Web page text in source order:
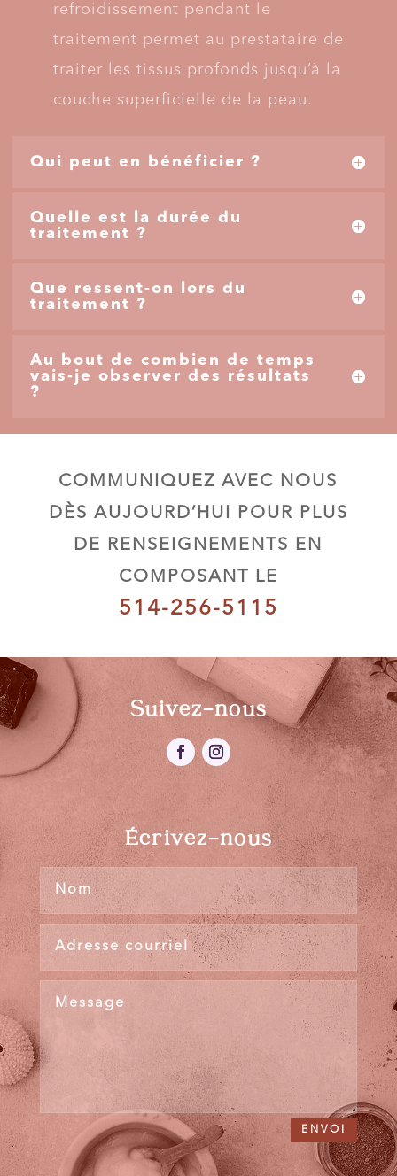
refroidissement pendant le
traitement permet au prestataire de
traiter les tissus profonds jusqu’à la
couche superficielle de la peau.
Qui peut en bénéficier ?
Quelle est la durée du
traitement ?
Que ressent-on lors du
traitement ?
Au bout de combien de temps
vais-je observer des résultats
?
COMMUNIQUEZ AVEC NOUS
DÈS AUJOURD’HUI POUR PLUS
DE RENSEIGNEMENTS EN
COMPOSANT LE
514-256-5115
Suivez-nous
Écrivez-nous
ENVOI